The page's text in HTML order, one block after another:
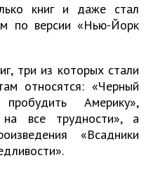
книг и даже стал
по версии «Нью-Йорк
три из которых стали
относятся: «Черный
Америку»,
на все трудности», а
«Всадники